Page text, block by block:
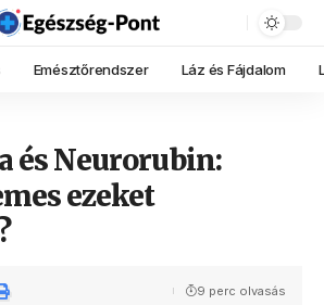
Emésztőrendszer Láz és Fájdalom
és Neurorubin:
ezeket
9 perc olvasás